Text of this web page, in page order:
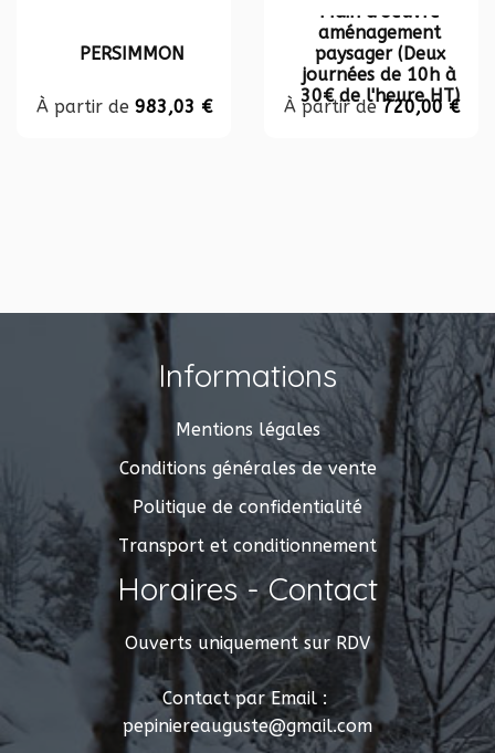
PERSIMMON
À partir de 983,03 €
Main d'oeuvre
aménagement
paysager (Deux
journées de 10h à
30€ de l'heure HT)
À partir de720,00€
Informations
Mentions légales
Conditions générales de vente
Politique de confidentialité
Transport et conditionnement
Horaires - Contact
Ouverts uniquement sur RDV
Contact par Email :
pepiniereauguste@gmail.com